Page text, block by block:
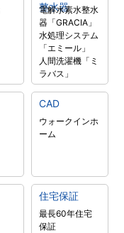
整水器
電解水素水整水
器「GRACIA」
水処理システム
「エミール」
人間洗濯機「ミ
ラバス」
CAD
ウォークインホ
ーム
住宅保証
最長60年住宅
保証